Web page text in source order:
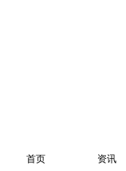
首页 资讯